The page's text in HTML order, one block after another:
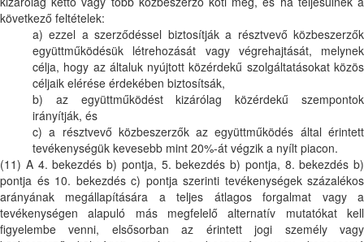
következő feltételek:
a) ezzel a szerződéssel biztosítják a résztvevő közbeszerzők
együttműködésük létrehozását vagy végrehajtását, melynek
célja, hogy az általuk nyújtott közérdekű szolgáltatásokat közös
céljaik elérése érdekében biztosítsák,
b) az együttműködést kizárólag közérdekű szempontok
irányítják, és
c) a résztvevő közbeszerzők az együttműködés által érintett
tevékenységük kevesebb mint 20%-át végzik a nyílt piacon.
(11) A 4. bekezdés b) pontja, 5. bekezdés b) pontja, 8. bekezdés b)
pontja és 10. bekezdés c) pontja szerinti tevékenységek százalékos
arányának megállapítására a teljes átlagos forgalmat vagy a
tevékenységen alapuló más megfelelő alternatív mutatókat kell
figyelembe venni, elsősorban az érintett jogi személy vagy